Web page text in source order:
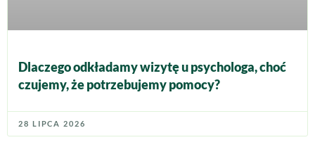
Dlaczego odkładamy wizytę u psychologa, choć
czujemy, że potrzebujemy pomocy?
28 LIPCA 2026